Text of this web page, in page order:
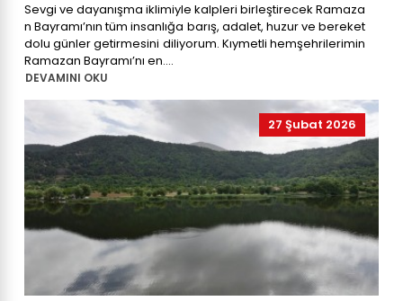
Sevgi ve dayanışma iklimiyle kalpleri birleştirecek Ramaza
n Bayramı’nın tüm insanlığa barış, adalet, huzur ve bereket
dolu günler getirmesini diliyorum. Kıymetli hemşehrilerimin
Ramazan Bayramı’nı en....
DEVAMINI OKU
27 Şubat 2026